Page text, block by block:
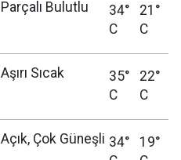
Parçalı Bulutlu
34°
C
21°
C
Aşırı Sıcak
35°
C
22°
C
Açık, Çok Güneşli 34°
19°